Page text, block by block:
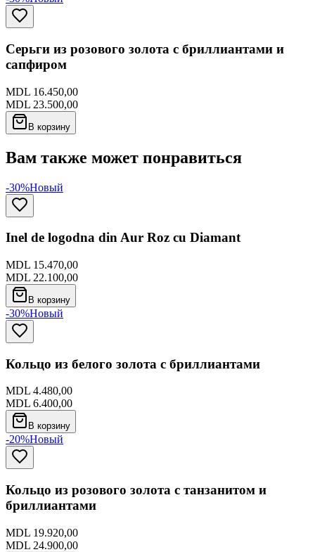
Серьги из розового золота с бриллиантами и
сапфиром
MDL 16.450,00
MDL 23.500,00
В корзину
Вам также может понравиться
-30%Новый
Inel de logodna din Aur Roz cu Diamant
MDL 15.470,00
MDL 22.100,00
В корзину
-30%Новый
Кольцо из белого золота с бриллиантами
MDL 4.480,00
MDL 6.400,00
В корзину
-20%Новый
Кольцо из розового золота с танзанитом и
бриллиантами
MDL 19.920,00
MDL 24.900,00